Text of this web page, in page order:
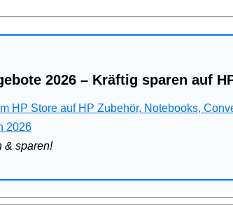
2026 – Kräftig sparen auf
HP Store auf HP Zubehör, Notebooks,
2026
& sparen!